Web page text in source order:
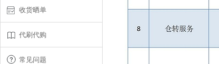
收货晒单
代刷代购
常见问题